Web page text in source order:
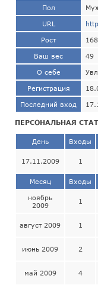
Пол
URL
Рост 168
Ваш вес 49
О себе
Регистрация
Последний вход
ПЕРСОНАЛЬНАЯ
День Входы
17.11.2009 1
Месяц Входы
ноябрь
2009
1
август 2009 1
июнь 2009 2
май 2009 4